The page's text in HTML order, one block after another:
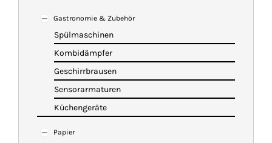
KATALOG
VIDEOS
KONTAKT
Gastronomie & Zubehör
Spülmaschinen
Kombidämpfer
Geschirrbrausen
Sensorarmaturen
Küchengeräte
Papier